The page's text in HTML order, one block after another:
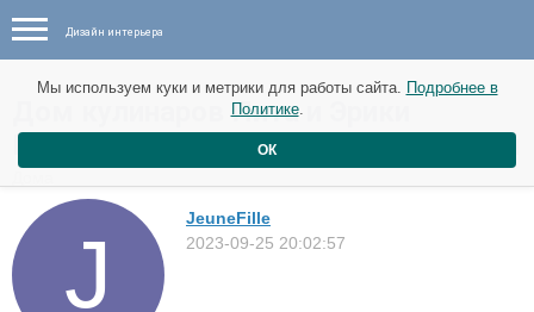
Дизайн интерьера
Дом кулинаров Пита и Эрики
Критикидес в Мельбурне, Австралия
JeuneFille
2023-09-25 20:02:57
Мы используем куки и метрики для работы сайта. Подробнее в
Политике.
ОК